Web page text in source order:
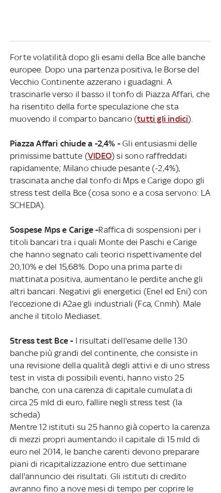
Forte volatilità dopo gli esami della Bce alle banche
europee. Dopo una partenza positiva, le Borse del
Vecchio Continente azzerano i guadagni. A
trascinarle verso il basso il tonfo di Piazza Affari, che
ha risentito della forte speculazione che sta
muovendo il comparto bancario (tutti gli indici).
Piazza Affari chiude a -2,4% -Gli entusiasmi delle
primissime battute (VIDEO) si sono raffreddati
rapidamente; Milano chiude pesante (-2,4%),
trascinata anche dal tonfo di Mps e Carige dopo gli
stress test della Bce (cosa sono e a cosa servono: LA
SCHEDA).
Sospese Mps e Carige -Raffica di sospensioni per i
titoli bancari tra i quali Monte dei Paschi e Carige
che hanno segnato cali teorici rispettivamente del
20,10% e del 15,68%. Dopo una prima parte di
mattinata positiva, aumentano le perdite anche gli
altri bancari. Negativi gli energetici (Enel ed Eni) con
l'eccezione di A2ae gli industriali (Fca, Cnmh). Male
anche il titolo Mediaset.
Stress test Bce - I risultati dell'esame delle 130
banche più grandi del continente, che consiste in
una revisione della qualità degli attivi e di uno stress
test in vista di possibili eventi, hanno visto 25
banche, con una carenza di capitale cumulata di
circa 25 mld di euro, fallire negli stress test (la
scheda)
Mentre 12 istituti su 25 hanno già coperto la carenza
di mezzi propri aumentando il capitale di 15 mld di
euro nel 2014, le banche carenti devono preparare
piani di ricapitalizzazione entro due settimane
dall'annuncio dei risultati. Gli istituti di credito
avranno fino a nove mesi di tempo per coprire le